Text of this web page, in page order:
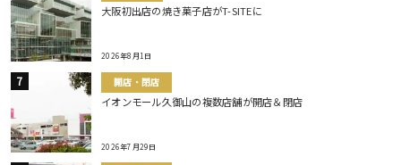
大阪初出店の焼き菓子店がT-SITEに
2026年8月1日
開店・閉店
イオンモール久御山の複数店舗が開店＆閉店
2026年7月29日